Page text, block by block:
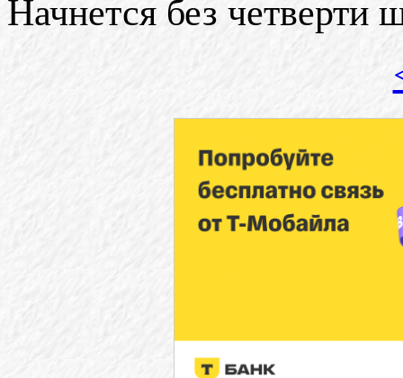
Начнется без четверти